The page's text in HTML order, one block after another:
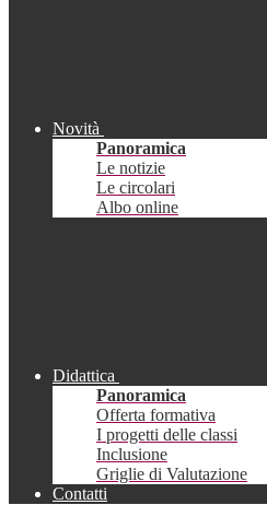
Novità
Panoramica
Le notizie
Le circolari
Albo online
Didattica
Panoramica
Offerta formativa
I progetti delle classi
Inclusione
Griglie di Valutazione
Contatti